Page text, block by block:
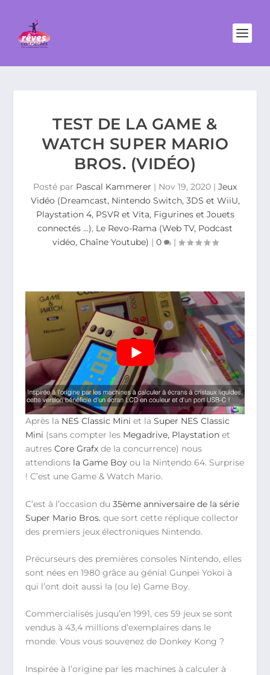
TEST DE LA GAME &
WATCH SUPER MARIO
BROS. (VIDÉO)
Posté par Pascal Kammerer | Nov 19, 2020 | Jeux
Vidéo (Dreamcast, Nintendo Switch, 3DS et WiiU,
Playstation 4, PSVR et Vita, Figurines et Jouets
connectés …), Le Revo-Rama (Web TV, Podcast
vidéo, Chaîne Youtube) | 0 |
Après la NES Classic Mini et laSuper NES Classic
Mini (sans compter les Megadrive, Playstation et
autresCore Grafx de la concurrence) nous
attendions la Game Boy ou la Nintendo 64. Surprise
! C’est une Game & Watch Mario.
C’est à l’occasion du35ème anniversaire de la série
Super Mario Bros. que sort cette réplique collector
des premiers jeux électroniques Nintendo.
Précurseurs des premières consoles Nintendo, elles
sont nées en 1980 grâce au génial Gunpei Yokoi à
qui l’ont doit aussi la (ou le) Game Boy.
Commercialisés jusqu’en 1991, ces 59 jeux se sont
vendus à 43,4 millions d’exemplaires dans le
monde. Vous vous souvenez de Donkey Kong ?
Inspirée à l’origine par les machines à calculer à